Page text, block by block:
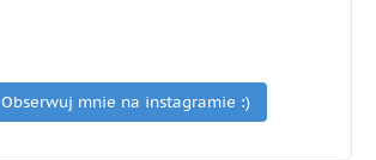
Obserwuj mnie na instagramie :)